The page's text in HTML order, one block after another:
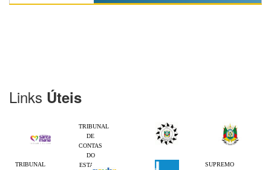
Links Úteis
TRIBUNAL
DE
CONTAS
DO
ESTADO
TRIBUNAL
SUPREMO